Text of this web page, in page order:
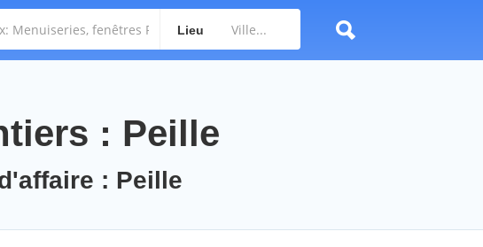
Lieu
: Peille
: Peille